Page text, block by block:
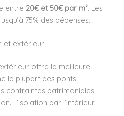
entre 20€ et 50€ par m². Les
75% des dépenses.
et extérieur
offre la meilleure
la plupart des ponts
contraintes patrimoniales
L’isolation par l’intérieur